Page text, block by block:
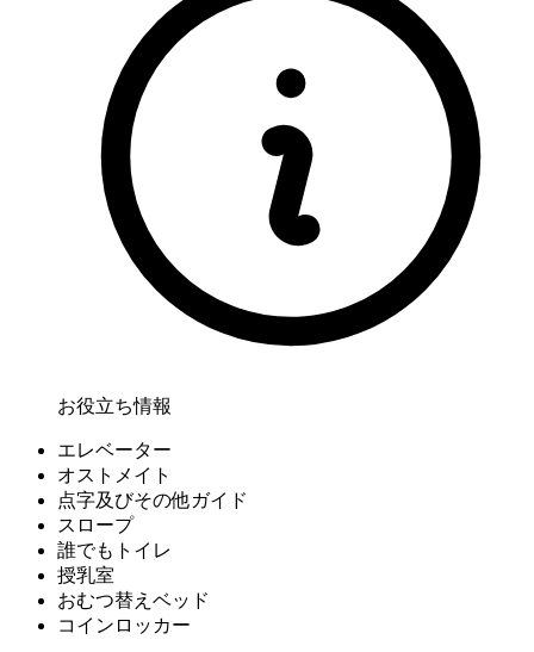
お役立ち情報
エレベーター
オストメイト
点字及びその他ガイド
スロープ
誰でもトイレ
授乳室
おむつ替えベッド
コインロッカー